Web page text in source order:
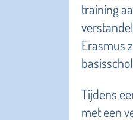
training
Erasmus
Tijdens
met een